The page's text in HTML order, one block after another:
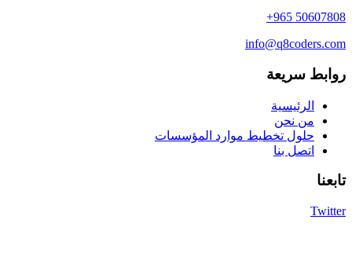
+965 50607808
info@q8coders.com
روابط سريعة
الرئيسية
من نحن
حلول تخطيط موارد المؤسسات
اتصل بنا
تابعنا
Twitter